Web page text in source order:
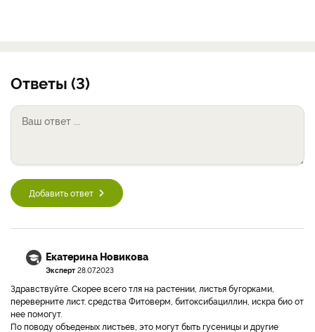
Ответы (3)
Добавить ответ
Екатерина Новикова
Эксперт 28.07.2023
Здравствуйте. Скорее всего тля на растении, листья бугорками,
переверните лист. средства Фитоверм, битоксибациллин, искра био от
нее помогут.
По поводу объеденых листьев, это могут быть гусеницы и другие